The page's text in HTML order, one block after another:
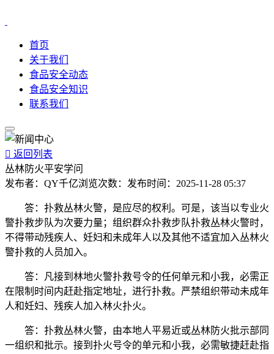
首页
关于我们
食品安全动态
食品安全知识
联系我们
 返回列表
丛林防火平安学问
发布者： QY千亿浏览次数： 发布时间： 2025-11-28 05:37
答：扑救丛林火警，是应尽的权利。可是，该当以专业火
警扑救步队为次要力量；组织群众扑救步队扑救丛林火警时，
不得带动残疾人、妊妇和未成年人以及其他不适宜加入丛林火
警扑救的人员加入。
答：凡接到林地火警扑救号令的任何单元和小我，必需正
在限制时间内赶赴指定地址，进行扑救。严禁组织带动未成年
人和妊妇、残疾人加入林火扑火。
答：扑救丛林火警，由本地人平易近或丛林防火批示部同
一组织和批示。接到扑火号令的单元和小我，必需敏捷赶赴指